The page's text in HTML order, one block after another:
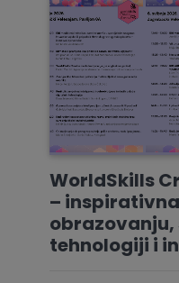
WorldSkills
–
tehnologiji i